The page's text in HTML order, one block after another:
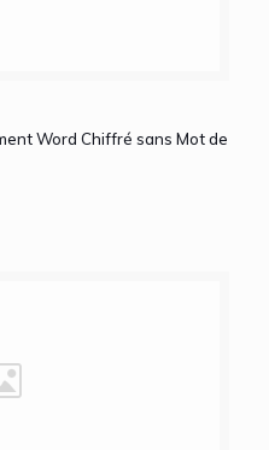
Word Chiffré sans Mot de